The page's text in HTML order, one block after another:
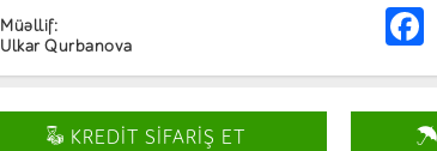
Müəllif:
Ulkar Qurbanova
KREDİT SİFARİŞ ET